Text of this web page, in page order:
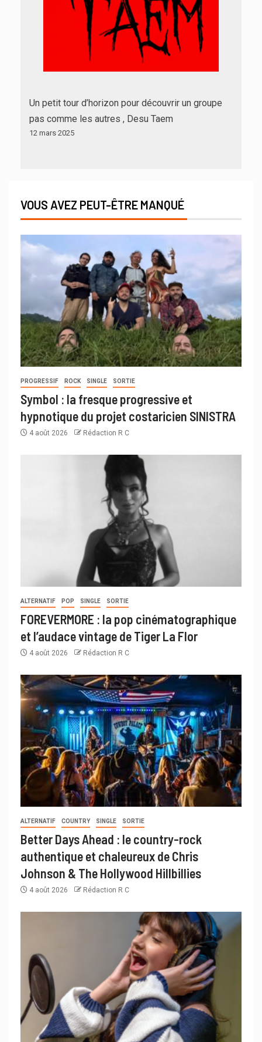
Un petit tour d’horizon pour découvrir un groupe
pas comme les autres , Desu Taem
12 mars 2025
VOUS AVEZ PEUT-ÊTRE MANQUÉ
PROGRESSIF ROCK SINGLE SORTIE
Symbol : la fresque progressive et
hypnotique du projet costaricien SINISTRA
4 août 2026 Rédaction R C
ALTERNATIF POP SINGLE SORTIE
FOREVERMORE : la pop cinématographique
et l’audace vintage de Tiger La Flor
4 août 2026 Rédaction R C
ALTERNATIF COUNTRY SINGLE SORTIE
Better Days Ahead : le country-rock
authentique et chaleureux de Chris
Johnson & The Hollywood Hillbillies
4 août 2026 Rédaction R C